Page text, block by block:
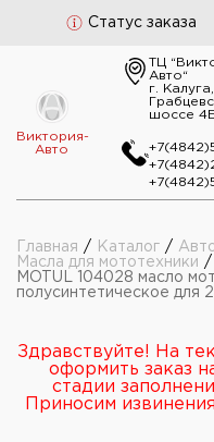
Статус заказа
Виктория-
Авто
ТЦ
Авто“
г. Калуга,
шоссе
Главная / Каталог /
Масла для мототехники /
MOTUL 104028 масло
полусинтетическое для
Здравствуйте! На
оформить заказ
стадии
Приносим